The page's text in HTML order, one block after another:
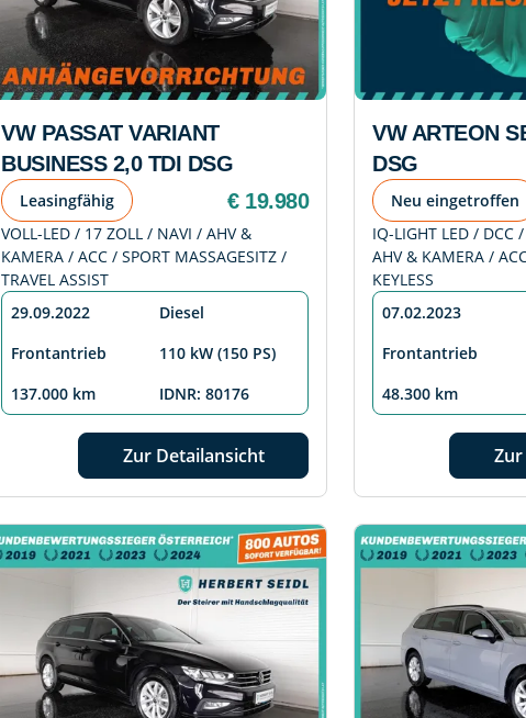
VW PASSAT VARIANT
BUSINESS 2,0 TDI DSG
Leasingfähig € 19.980
VOLL-LED / 17 ZOLL / NAVI / AHV &
KAMERA / ACC / SPORT MASSAGESITZ /
TRAVEL ASSIST
29.09.2022
Diesel
Frontantrieb
110 kW (150 PS)
137.000 km
IDNR: 80176
Zur Detailansicht
VW ARTEON
DSG
Neu eingetroffen
IQ-LIGHT LED / DCC
AHV & KAMERA /
KEYLESS
07.02.2023
Frontantrieb
48.300 km